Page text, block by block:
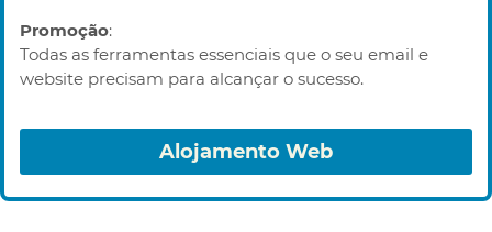
Promoção:
Todas as ferramentas essenciais que o seu email e
website precisam para alcançar o sucesso.
Alojamento Web